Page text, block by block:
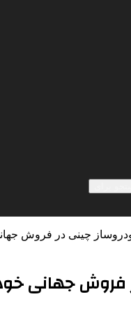
چینی در فروش
جهانی